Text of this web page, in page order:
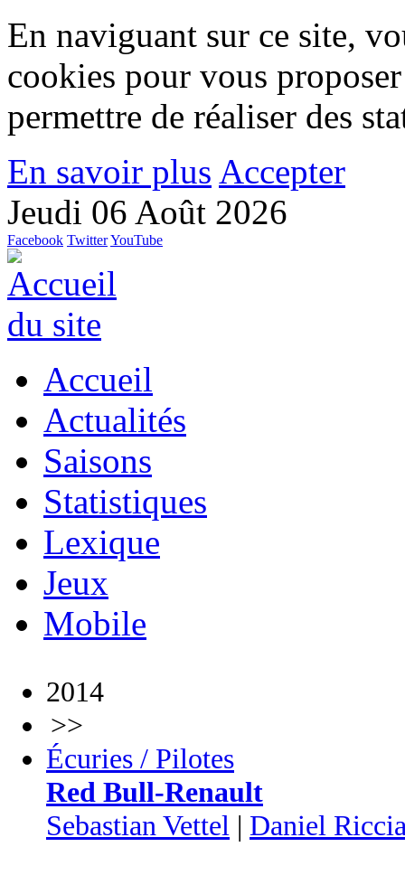
En naviguant sur ce site,
cookies pour vous
permettre de réaliser des
En savoir plus Accepter
Jeudi 06 Août 2026
Facebook TwitterYouTube
Accueil
Actualités
Saisons
Statistiques
Lexique
Jeux
Mobile
2014
>>
Écuries / Pilotes
Red Bull-Renault
Sebastian Vettel | Daniel